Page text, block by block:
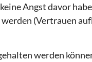
Angst davor
werden (Vertrauen
werden